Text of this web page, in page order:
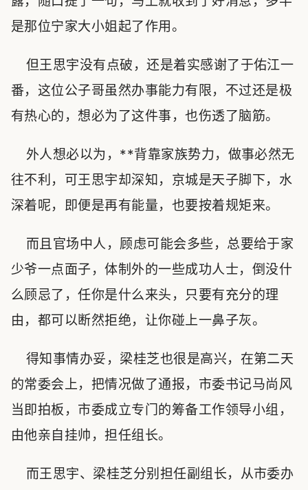
是那位宁家大小姐起了作用。
但王思宇没有点破，还是着实感谢了于佑江一
番，这位公子哥虽然办事能力有限，不过还是极
有热心的，想必为了这件事，也伤透了脑筋。
外人想必以为，**背靠家族势力，做事必然无
往不利，可王思宇却深知，京城是天子脚下，水
深着呢，即便是再有能量，也要按着规矩来。
而且官场中人，顾虑可能会多些，总要给于家
少爷一点面子，体制外的一些成功人士，倒没什
么顾忌了，任你是什么来头，只要有充分的理
由，都可以断然拒绝，让你碰上一鼻子灰。
得知事情办妥，梁桂芝也很是高兴，在第二天
的常委会上，把情况做了通报，市委书记马尚风
当即拍板，市委成立专门的筹备工作领导小组，
由他亲自挂帅，担任组长。
而王思宇、梁桂芝分别担任副组长，从市委办